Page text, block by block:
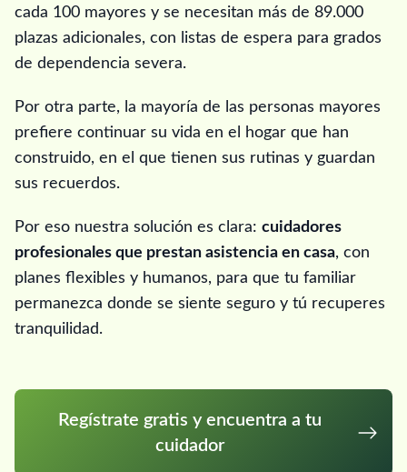
cada 100 mayores y se necesitan más de 89.000
plazas adicionales, con listas de espera para grados
de dependencia severa.
Por otra parte, la mayoría de las personas mayores
prefiere continuar su vida en el hogar que han
construido, en el que tienen sus rutinas y guardan
sus recuerdos.
Por eso nuestra solución es clara: cuidadores
profesionales que prestan asistencia en casa, con
planes flexibles y humanos, para que tu familiar
permanezca donde se siente seguro y tú recuperes
tranquilidad.
Regístrate gratis y encuentra a tu
cuidador